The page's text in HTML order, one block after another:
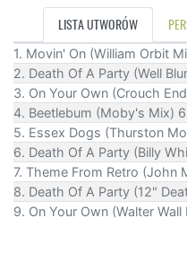
LISTA UTWORÓW
1. Movin' On (William Orbit
2. Death Of A Party (Well
3. On Your Own (Crouch
4. Beetlebum (Moby's Mix)
5. Essex Dogs (Thurston
6. Death Of A Party (Billy
7. Theme From Retro (John
8. Death Of A Party (12"
9. On Your Own (Walter Wall